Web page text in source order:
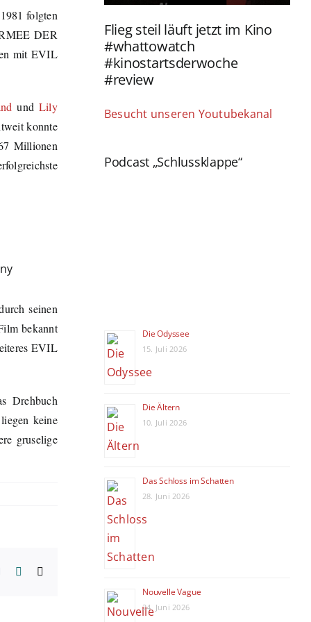
folgten
DER
mit EVIL
und Lily
konnte
Millionen
seinen
bekannt
EVIL
Drehbuch
keine
gruselige
Xing
Flieg steil läuft jetzt im Kino
#whattowatch
#kinostartsderwoche
#review
Besucht unseren Youtubekanal
Podcast „Schlussklappe“
Die Odyssee
15. Juli 2026
Die Ältern
10. Juli 2026
Das Schloss im Schatten
28. Juni 2026
Nouvelle Vague
24. Juni 2026